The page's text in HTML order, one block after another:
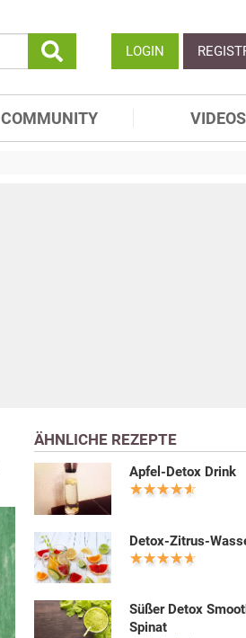
LOGIN
COMMUNITY VIDEOS
ÄHNLICHE REZEPTE
Apfel-Detox Drink
Detox-Zitrus-
Süßer Detox
Spinat